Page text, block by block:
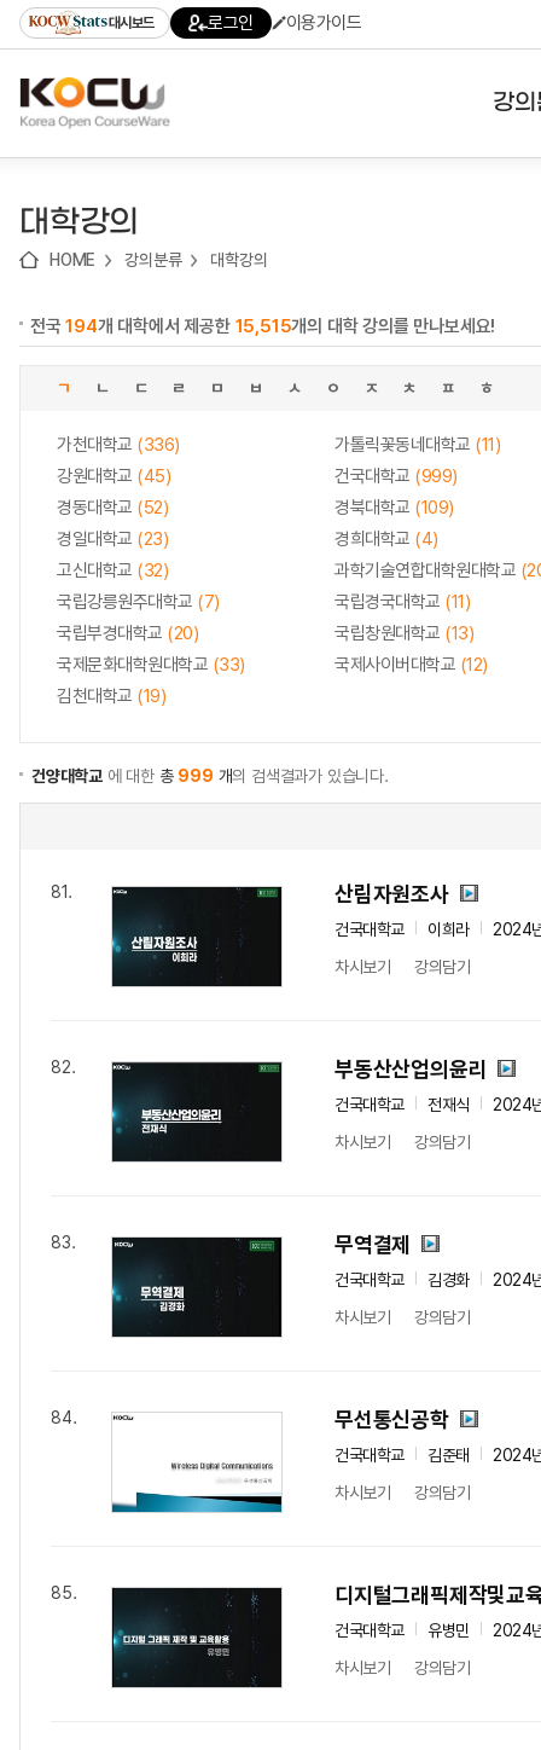
기
기
기
content)
가
대시보드 로그인 이용가이드
강
대학강의
HOME 강의분류 대학강의
전국194개 대학에서 제공한 15,515개의 대학 강의를 만나보세요!
ㄱ ㄴ ㄷ ㄹ ㅁ ㅂ ㅅ ㅇ ㅈ ㅊ ㅍ ㅎ
가천대학교 (336) 가톨릭꽃동네대학교 (11)
강원대학교 (45) 건국대학교 (999)
경동대학교 (52) 경북대학교 (109)
경일대학교 (23) 경희대학교 (4)
고신대학교 (32) 과학기술연합대학원대학교
국립강릉원주대학교 (7) 국립경국대학교 (11)
국립부경대학교 (20) 국립창원대학교 (13)
국제문화대학원대학교 (33) 국제사이버대학교 (12)
김천대학교 (19)
건양대학교 에 대한 총 999 개의 검색결과가 있습니다.
81. 산림자원조사
건국대학교 이희라
2024
차시보기
강의담기
82. 부동산산업의윤리
건국대학교 전재식
2024
차시보기
강의담기
83. 무역결제
건국대학교 김경화
2024
차시보기
강의담기
84. 무선통신공학
건국대학교 김준태
2024
차시보기
강의담기
85. 디지털그래픽제작및교
건국대학교 유병민
2024
차시보기
강의담기